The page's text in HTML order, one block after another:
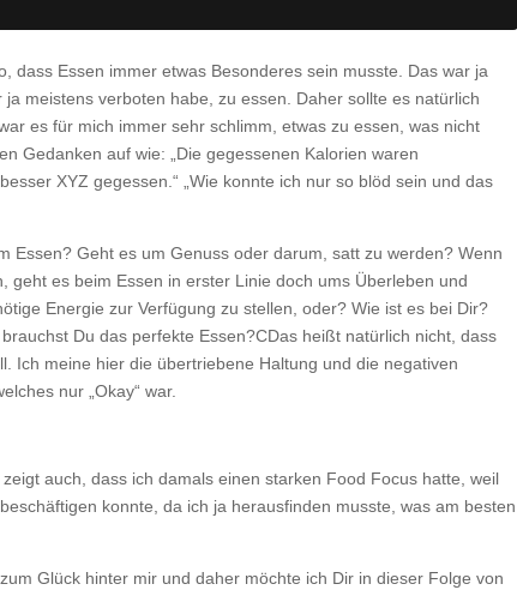
dass Essen immer etwas Besonderes sein musste. Das war ja
meistens verboten habe, zu essen. Daher sollte es natürlich
es für mich immer sehr schlimm, etwas zu essen, was nicht
Gedanken auf wie: „Die gegessenen Kalorien waren
XYZ gegessen.“ „Wie konnte ich nur so blöd sein und das
Essen? Geht es um Genuss oder darum, satt zu werden? Wenn
geht es beim Essen in erster Linie doch ums Überleben und
Energie zur Verfügung zu stellen, oder? Wie ist es bei Dir?
Du das perfekte Essen?CDas heißt natürlich nicht, dass
Ich meine hier die übertriebene Haltung und die negativen
nur „Okay“ war.
auch, dass ich damals einen starken Food Focus hatte, weil
konnte, da ich ja herausfinden musste, was am besten
Glück hinter mir und daher möchte ich Dir in dieser Folge von